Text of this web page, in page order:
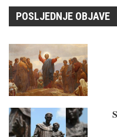
POSLJEDNJE OBJAVE